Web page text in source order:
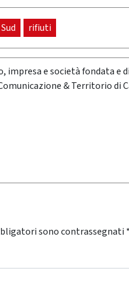
rifiuti
impresa e società fondata e
& Territorio di
sono contrassegnati *